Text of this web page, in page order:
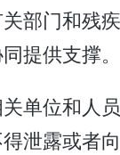
部门和残
提供支撑。
单位和人
泄露或者